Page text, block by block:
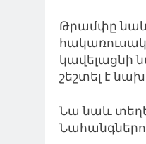
Թրամփը նաև
կավելացնի
շեշտել է
Նա նաև